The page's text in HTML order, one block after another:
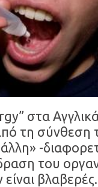
στα
τη
-
του
βλαβερές.